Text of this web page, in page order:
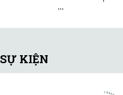
...
SỰ KIỆN